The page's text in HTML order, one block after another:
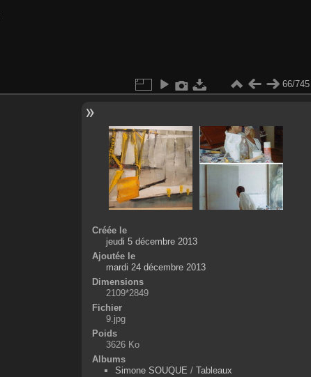
66/745
Créée le
jeudi 5 décembre 2013
Ajoutée le
mardi 24 décembre 2013
Dimensions
2109*2849
Fichier
9.jpg
Poids
3626 Ko
Albums
Simone SOUQUE / Tableaux